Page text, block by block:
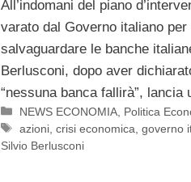
All’indomani del piano
varato dal Governo italiano per
salvaguardare le banche
Berlusconi, dopo aver
“nessuna banca fallirà”, lancia
Categorie
NEWS ECONOMIA Politica
Tag
azioni ,crisi economica ,governo
Silvio Berlusconi